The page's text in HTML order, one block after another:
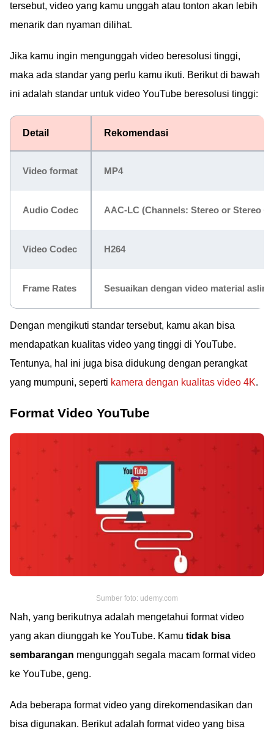
tersebut, video yang kamu unggah atau tonton akan lebih
menarik dan nyaman dilihat.
Jika kamu ingin mengunggah video beresolusi tinggi,
maka ada standar yang perlu kamu ikuti. Berikut di bawah
ini adalah standar untuk video YouTube beresolusi tinggi:
Detail Rekomendasi
Video format MP4
Audio Codec AAC-LC (Channels: Stereo or Stereo +
Video Codec H264
Frame Rates Sesuaikan dengan video material
Dengan mengikuti standar tersebut, kamu akan bisa
mendapatkan kualitas video yang tinggi di YouTube.
Tentunya, hal ini juga bisa didukung dengan perangkat
yang mumpuni, seperti kamera dengan kualitas video 4K.
Format Video YouTube
Sumber foto: udemy.com
Nah, yang berikutnya adalah mengetahui format video
yang akan diunggah ke YouTube. Kamu tidak bisa
sembarangan mengunggah segala macam format video
ke YouTube, geng.
Ada beberapa format video yang direkomendasikan dan
bisa digunakan. Berikut adalah format video yang bisa